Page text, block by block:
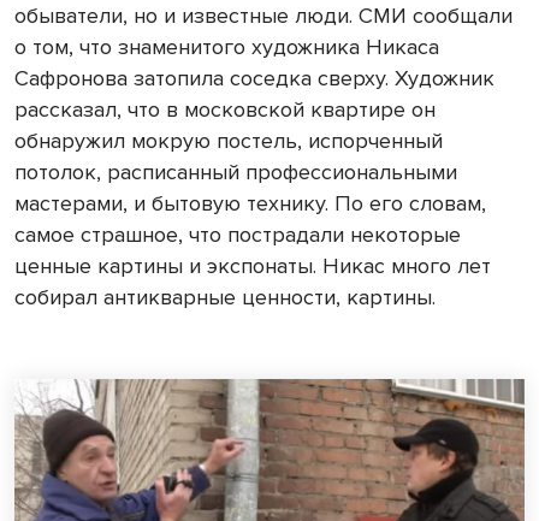
обыватели, но и известные люди. СМИ сообщали
о том, что знаменитого художника Никаса
Сафронова затопила соседка сверху. Художник
рассказал, что в московской квартире он
обнаружил мокрую постель, испорченный
потолок, расписанный профессиональными
мастерами, и бытовую технику. По его словам,
самое страшное, что пострадали некоторые
ценные картины и экспонаты. Никас много лет
собирал антикварные ценности, картины.